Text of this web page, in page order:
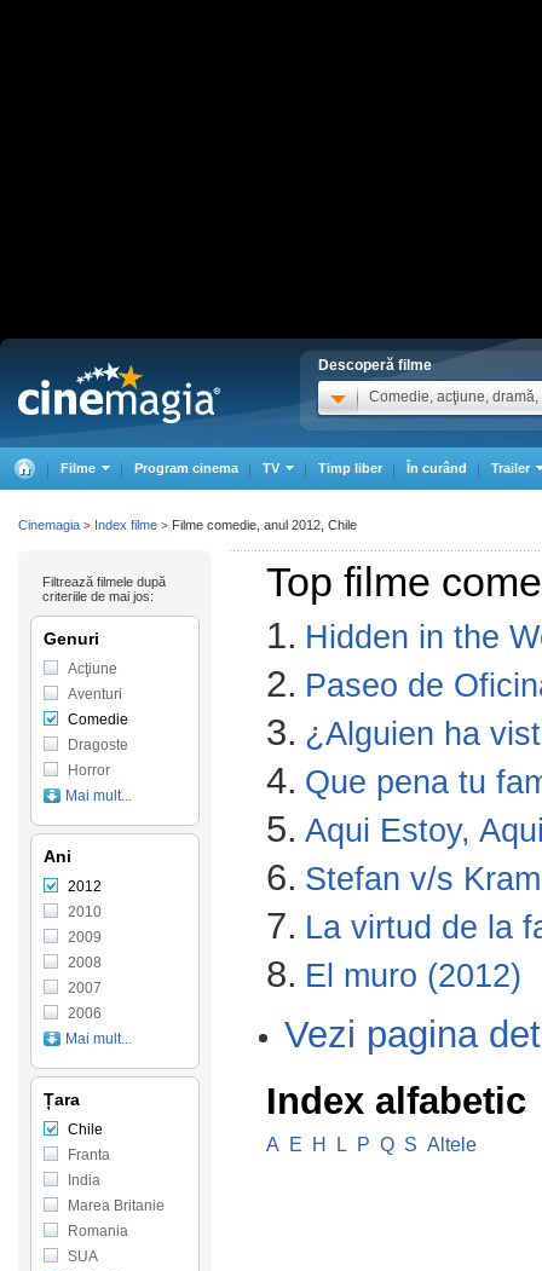
Descoperă filme
Comedie, acţiune, dramă,
Filme Program cinema TV Timp liber În curând Trailer
Top filme
1. Hidden in the
2. Paseo de
3. ¿Alguien ha
4. Que pena tu
5. Aqui Estoy,
6. Stefan v/s
7. La virtud de la
8. El muro (2012)
Vezi pagina
Index alfabetic
A E H L P Q S Altele
Filtrează filmele după
criteriile de mai jos:
Genuri
Acţiune
Aventuri
Comedie
Dragoste
Horror
Mai mult...
Ani
2012
2010
2009
2008
2007
2006
Mai mult...
Țara
Chile
Franta
India
Marea Britanie
Romania
SUA
Cinemagia > Index filme > Filme comedie, anul 2012, Chile